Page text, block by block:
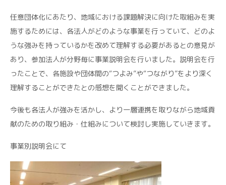
任意団体化にあたり、地域における課題解決に向けた取組みを実
施するためには、各法人がどのような事業を行っていて、どのよ
うな強みを持っているかを改めて理解する必要があるとの意見が
あり、参加法人が分野毎に事業説明会を行いました。説明会を行
ったことで、各施設や団体間の“つよみ”や“つながり”をより深く
理解することができたとの感想を聞くことができました。
今後も各法人が強みを活かし、より一層連携を取りながら地域貢
献のための取り組み・仕組みについて検討し実施していきます。
事業別説明会にて